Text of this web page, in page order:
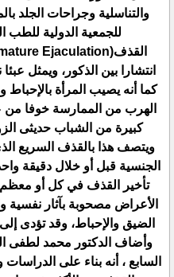
والتناسلية وجراحات الجلد
للجمعية الدولية
انتشارا بين الذكور، ويمثل
كما أنه يصيب المرأة بالإحباط
الهرب من الممارسة خوفا من
كبيرة من الشباب حديثى
ويتصف هذا بالقذف السريع
الجنسية قبل أو خلال دقيقة
تأخير القذف في كل أو معظم
الأعراض مصحوبة بآثار نفسية
الضيق والإحباط، وقد تؤدى
وأضاف الدكتور محمد لطفى
السابع ، أنه بناء على